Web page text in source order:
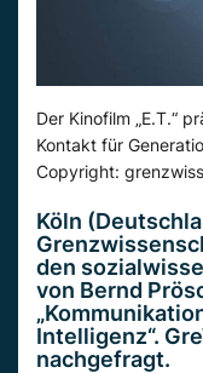
Der Kinofilm „E.T.“
Kontakt für
Copyright:
Köln
den
von Bernd
Intelligenz“.
nachgefragt.